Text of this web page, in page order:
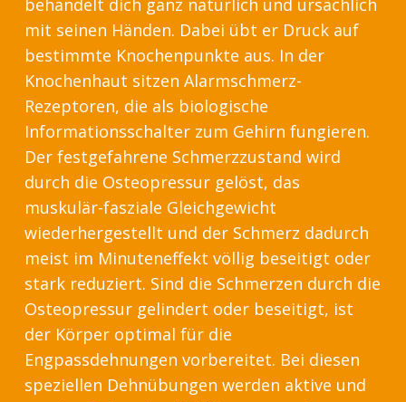
mit seinen Händen. Dabei übt er Druck auf
bestimmte Knochenpunkte aus. In der
Knochenhaut sitzen Alarmschmerz-
Rezeptoren, die als biologische
Informationsschalter zum Gehirn fungieren.
Der festgefahrene Schmerzzustand wird
durch die Osteopressur gelöst, das
muskulär-fasziale Gleichgewicht
wiederhergestellt und der Schmerz dadurch
meist im Minuteneffekt völlig beseitigt oder
stark reduziert. Sind die Schmerzen durch die
Osteopressur gelindert oder beseitigt, ist
der Körper optimal für die
Engpassdehnungen vorbereitet. Bei diesen
speziellen Dehnübungen werden aktive und